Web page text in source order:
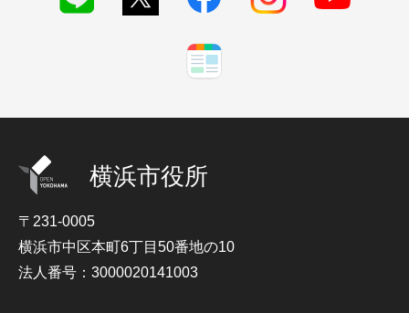
横浜市役所
〒231-0005
横浜市中区本町6丁目50番地の10
法人番号：3000020141003